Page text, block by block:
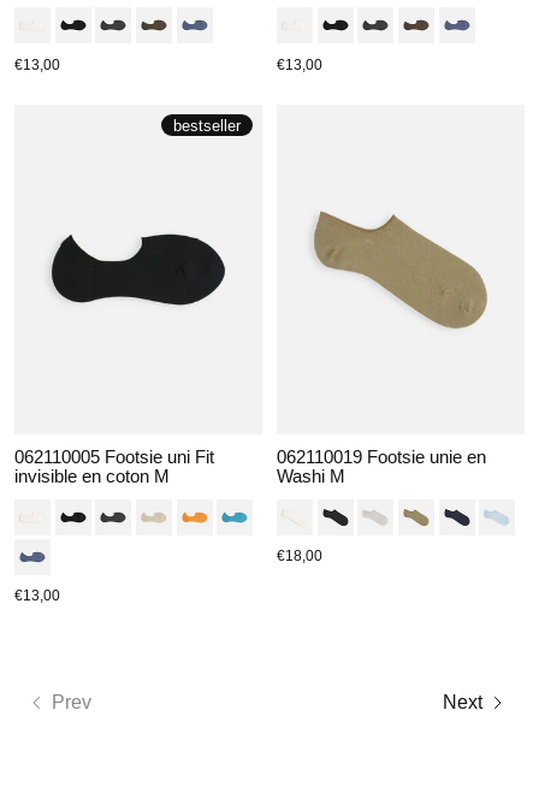
€13,00 €13,00
bestseller
062110005 Footsie uni Fit
invisible en coton M
€13,00
062110019 Footsie unie en
Washi M
€18,00
Prev Next